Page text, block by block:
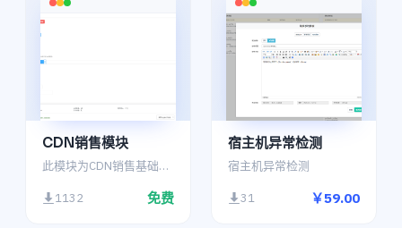
CDN销售模块
此模块为CDN销售基础模块，需配合CDN集成接口模块使用
1132 免费
宿主机异常检测
宿主机异常检测
31 ￥59.00